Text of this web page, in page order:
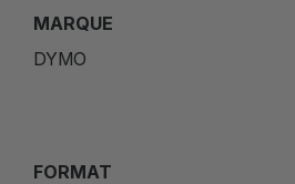
MARQUE
DYMO
FORMAT